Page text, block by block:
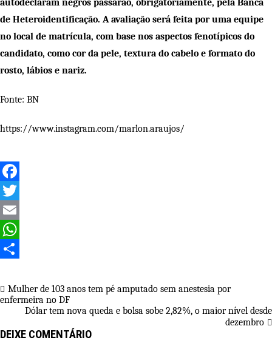
autodeclaram negros passarão, obrigatoriamente, pela Banca
de Heteroidentificação. A avaliação será feita por uma equipe
no local de matrícula, com base nos aspectos fenotípicos do
candidato, como cor da pele, textura do cabelo e formato do
rosto, lábios e nariz.
Fonte: BN
https://www.instagram.com/marlon.araujos/
Facebook
Twitter
Email
WhatsApp
Navegação
de
Mulher de 103 anos tem pé amputado sem anestesia por
enfermeira no DF
Dólar tem nova queda e bolsa sobe 2,82%, o maior nível desde
dezembro
DEIXE COMENTÁRIO